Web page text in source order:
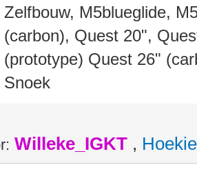
Zelfbouw, M5blueglide,
(carbon), Quest 20",
(prototype) Quest 26"
Snoek
Willeke_IGKT , Hoekie